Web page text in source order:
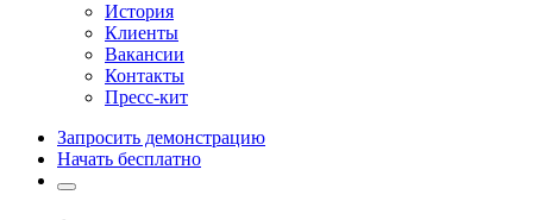
История
Клиенты
Вакансии
Контакты
Пресс-кит
Запросить демонстрацию
Начать бесплатно